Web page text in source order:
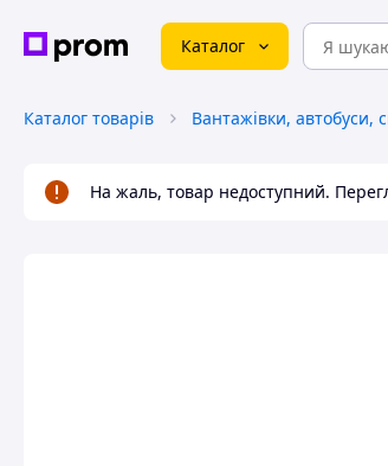
Каталог
Каталог товарів Вантажівки, автобуси,
На жаль, товар недоступний.